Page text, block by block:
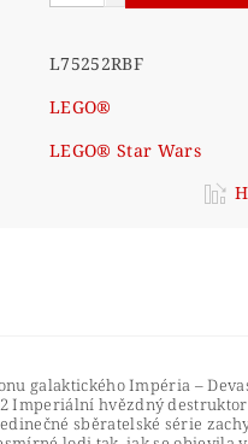
L75252RBF
LEGO®
LEGO® Star Wars
galaktického Impéria –
Imperiální hvězdný destruktor
sběratelské série